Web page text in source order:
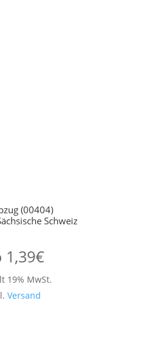
(00404)
Schweiz
1,39€
19% MwSt.
Versand